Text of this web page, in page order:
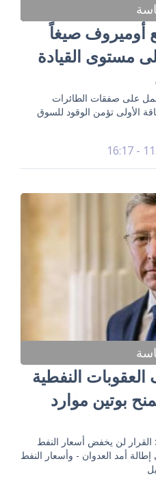
أوميروف صيغاً
مستوى القيادة
نحو 20 دولة تعمل على صفقات الطائرات
الأولى تؤمن الوقود للسوق
النفطية
بوتين موارد
القرار لن يخفض أسعار النفط
أمد العدوان - وأسعار النفط